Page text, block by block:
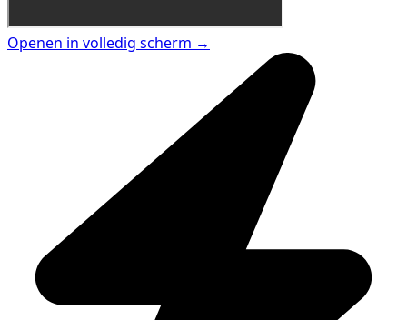
Openen in volledig scherm →